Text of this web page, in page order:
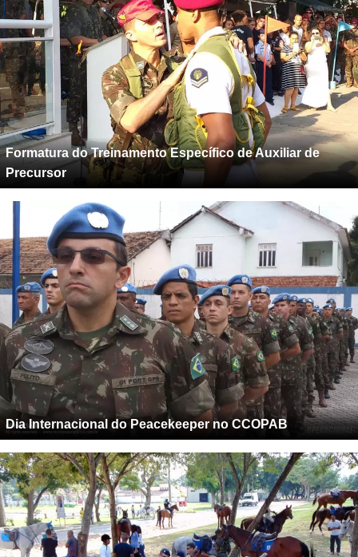
Formatura do Treinamento Específico de Auxiliar de
Precursor
Dia Internacional do Peacekeeper no CCOPAB